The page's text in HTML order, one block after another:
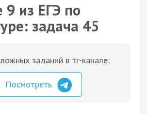
9 из ЕГЭ по
задача 45
заданий в тг-канале:
Посмотреть